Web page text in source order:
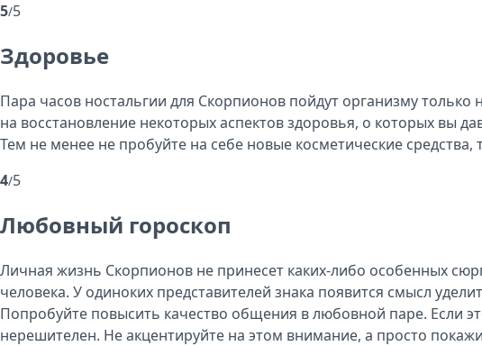
5/5
Здоровье
Пара часов ностальгии для Скорпионов пойдут организму
на восстановление некоторых аспектов здоровья, о которых вы
Тем не менее не пробуйте на себе новые косметические средства,
4/5
Любовный гороскоп
Личная жизнь Скорпионов не принесет каких-либо особенных
человека. У одиноких представителей знака появится смысл
Попробуйте повысить качество общения в любовной паре. Если
нерешителен. Не акцентируйте на этом внимание, а просто